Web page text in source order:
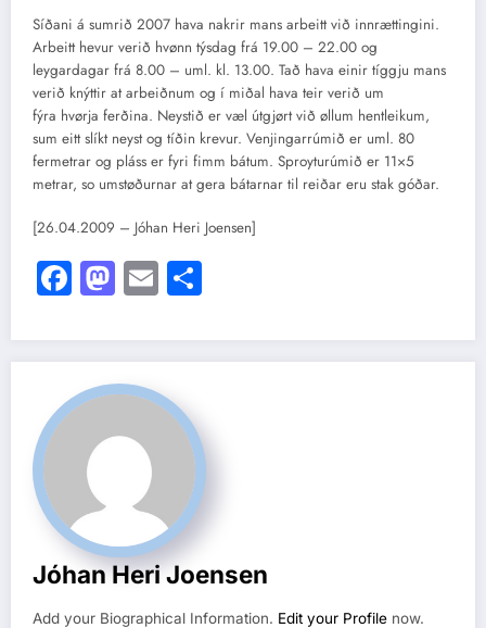
Síðani á sumrið 2007 hava nakrir mans arbeitt við innrættingini.
Arbeitt hevur verið hvønn týsdag frá 19.00 – 22.00 og
leygardagar frá 8.00 – uml. kl. 13.00. Tað hava einir tíggju mans
verið knýttir at arbeiðnum og í miðal hava teir verið um
fýra hvørja ferðina. Neystið er væl útgjørt við øllum hentleikum,
sum eitt slíkt neyst og tíðin krevur. Venjingarrúmið er uml. 80
fermetrar og pláss er fyri fimm bátum. Sproyturúmið er 11×5
metrar, so umstøðurnar at gera bátarnar til reiðar eru stak góðar.
[26.04.2009 – Jóhan Heri Joensen]
Facebook
Mastodon
Email
Jóhan Heri Joensen
Add your Biographical Information. Edit your Profile now.